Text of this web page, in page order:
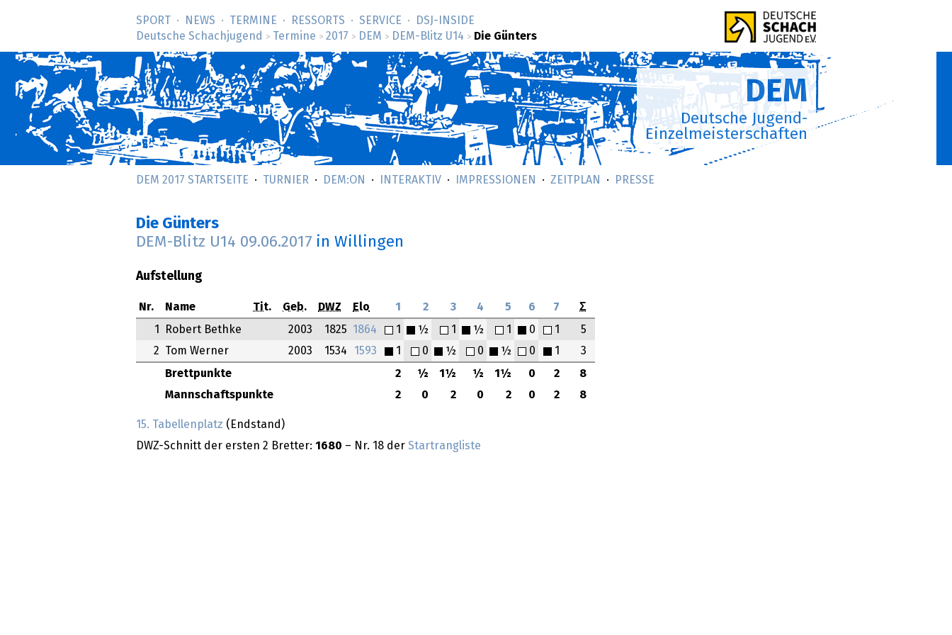
SPORT NEWS TERMINE RESSORTS SERVICE
DSJ-­INSIDE
Deutsche Schachjugend
> Termine > 2017 > DEM > DEM-Blitz U14 > Die Günters
DEM
Deutsche Jugend-
Einzelmeisterschaften
DEM 2017 STARTSEITE TURNIER DEM:ON INTERAKTIV IMPRESSIONEN ZEITPLAN PRESSE
Die Günters
DEM-Blitz U14 09.06.2017 in Willingen
Aufstellung
Nr. Name Tit. Geb. DWZ Elo 1 2 3 4 5 6 7 Σ
Brettpunkte 2 ½ 1½ ½ 1½ 0 2
8
Mannschaftspunkte
2 0 2 0 2 0 2 8
1 Robert Bethke 2003 1825 1864 1 ½ 1 ½ 1 0 1
5
2
Tom Werner 2003 1534 1593 1 0 ½ 0 ½ 0 1 3
15. Tabellenplatz (Endstand)
DWZ-Schnitt der ersten 2 Bretter: 1680 – Nr. 18 der Startrangliste